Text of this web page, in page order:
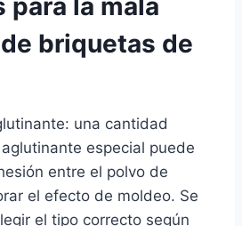
para la mala
briquetas de
una cantidad
especial puede
entre el polvo de
el efecto de moldeo. Se
el tipo correcto según